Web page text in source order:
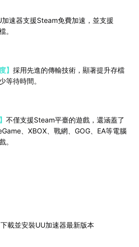
加速器支援Steam免費加速，並支援
。
】 採用先進的傳輸技術，顯著提升存檔
等待時間。
不僅支援Steam平臺的遊戲，還涵蓋了
、XBOX、戰網、GOG、EA等電腦
。
載並安裝UU加速器最新版本